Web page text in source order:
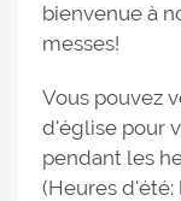
bienvenue à
messes!
Vous pouvez
d'église pour
pendant les
(Heures d'été: